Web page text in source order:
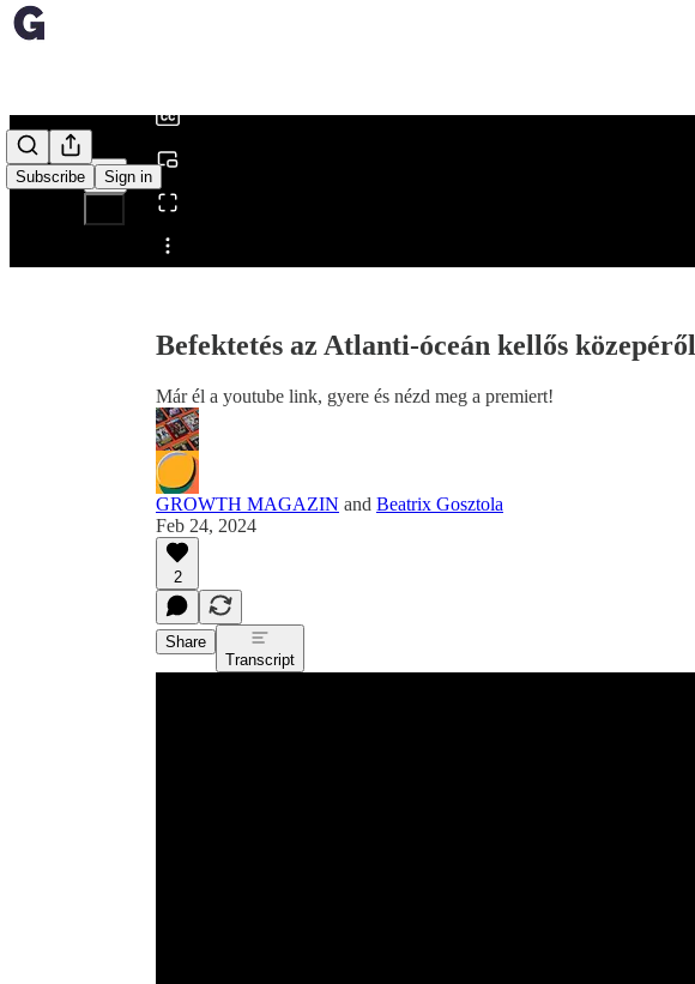
Subscribe Sign in
Share from 0:00
Befektetés az Atlanti-óceán kellős közepéről
Már él a youtube link, gyere és nézd meg a premiert!
GROWTH MAGAZIN and Beatrix Gosztola
Feb 24, 2024
2
Share
Transcript